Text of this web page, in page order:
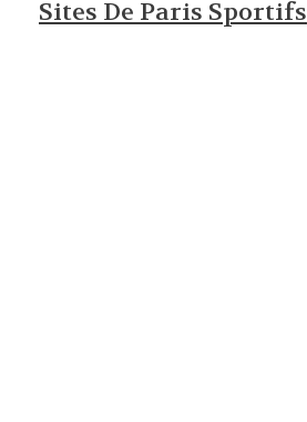
Sites De Paris Sportifs